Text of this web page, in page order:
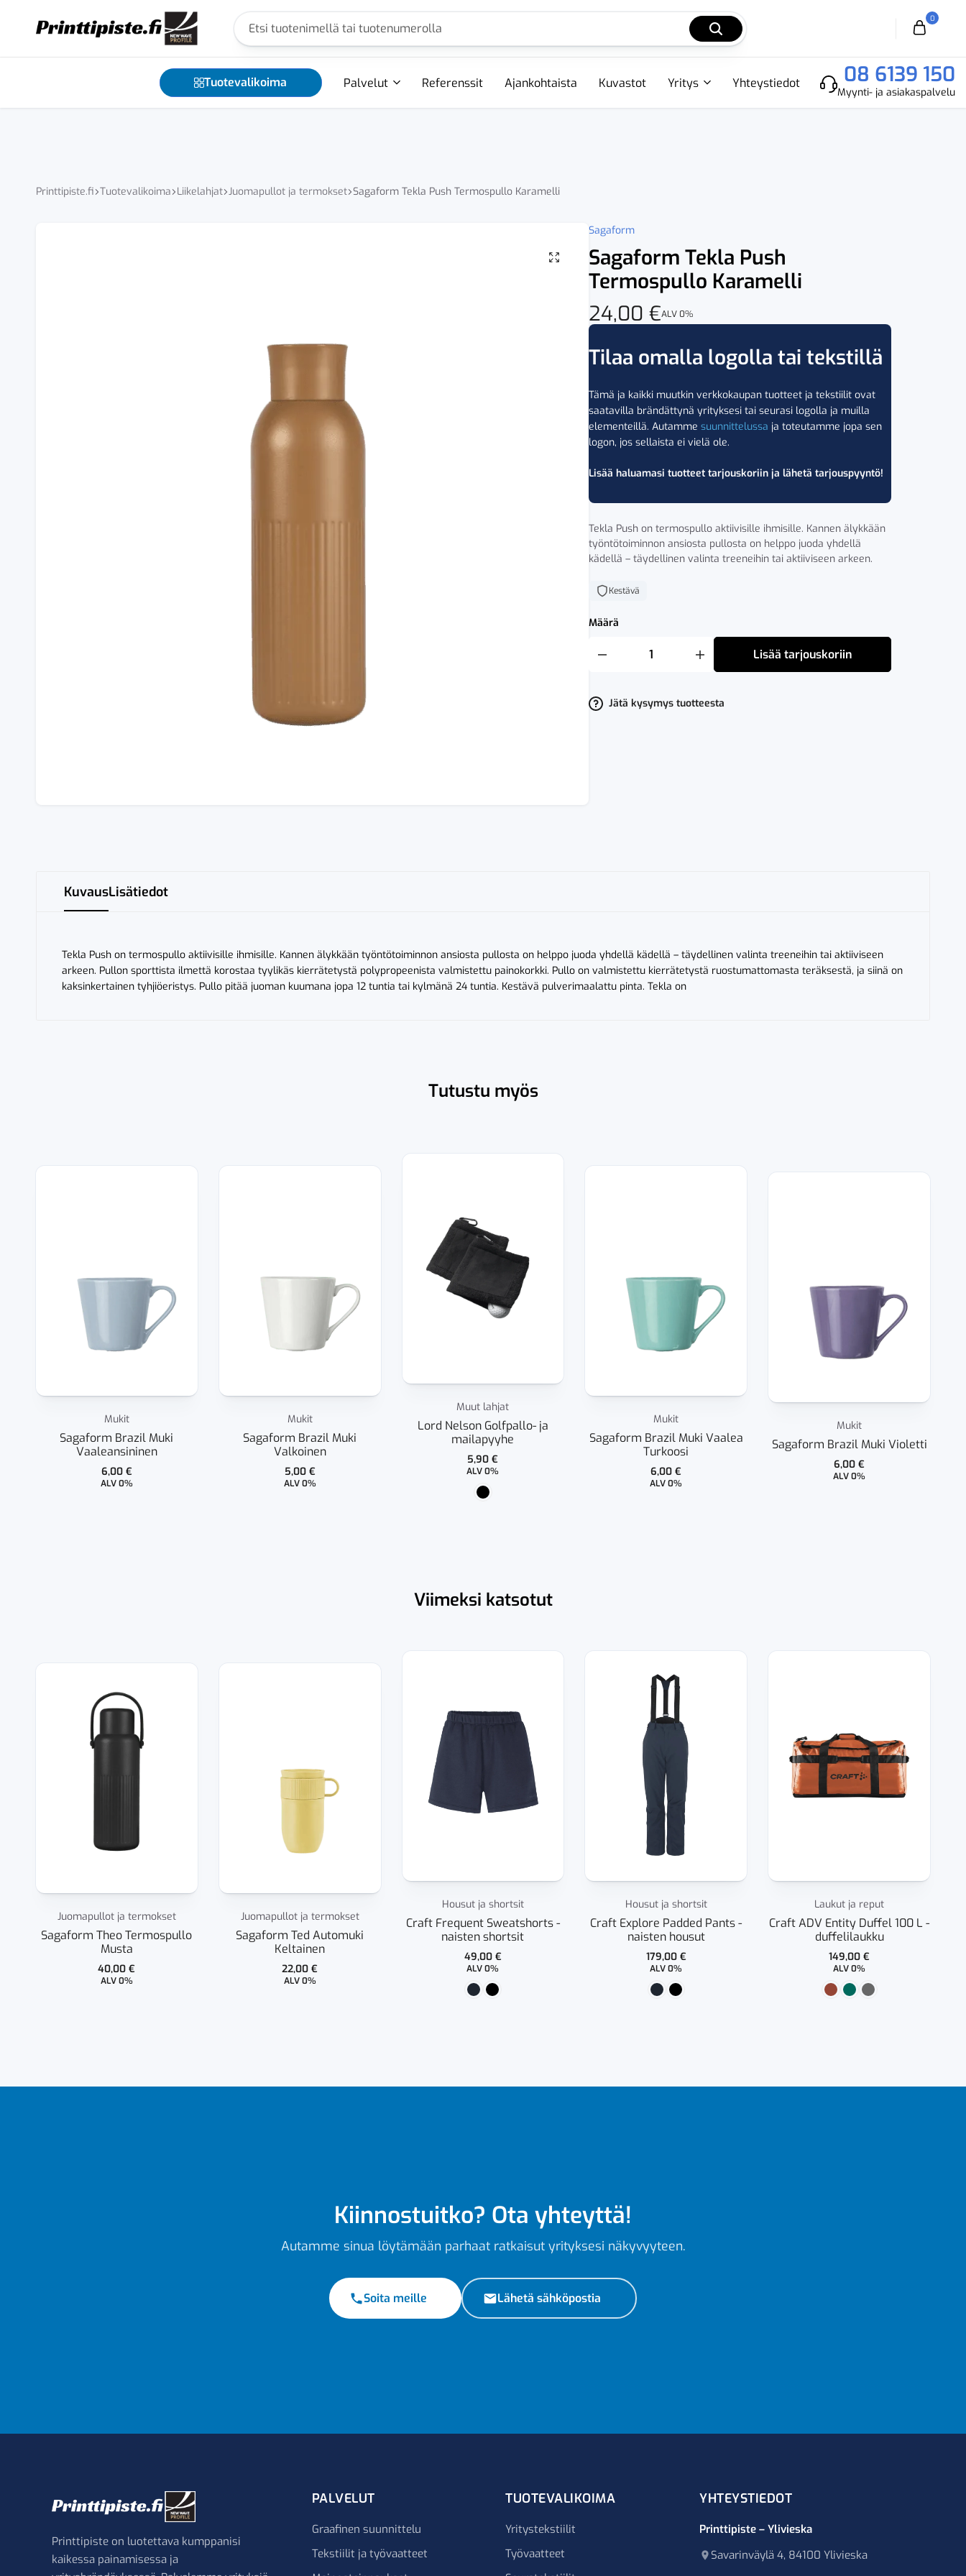
0
Cart
Tuotevalikoima Palvelut Referenssit Ajankohtaista Kuvastot Yritys Yhteystiedot 08 6139 150
Myynti- ja asiakaspalvelu
Printtipiste.fi Tuotevalikoima Liikelahjat Juomapullot ja termokset Sagaform Tekla Push Termospullo Karamelli
Sagaform
Sagaform Tekla Push
Termospullo Karamelli
24,00€ALV 0%
Tilaa omalla logolla tai tekstillä
Tämä ja kaikki muutkin verkkokaupan tuotteet ja tekstiilit ovat
saatavilla brändättynä yrityksesi tai seurasi logolla ja muilla
elementeillä. Autammesuunnittelussa ja toteutamme jopa sen
logon, jos sellaista ei vielä ole.
Lisää haluamasi tuotteet tarjouskoriin ja lähetä tarjouspyyntö!
Tekla Push on termospullo aktiivisille ihmisille. Kannen älykkään
työntötoiminnon ansiosta pullosta on helppo juoda yhdellä
kädellä – täydellinen valinta treeneihin tai aktiiviseen arkeen.
Kestävä
Määrä
Sagaform
Karamelli
määrä
Lisää tarjouskoriin
Jätä kysymys tuotteesta
KuvausLisätiedot
Tekla Push on termospullo aktiivisille ihmisille. Kannen älykkään työntötoiminnon ansiosta pullosta on helppo juoda yhdellä kädellä – täydellinen valinta treeneihin tai aktiiviseen
arkeen. Pullon sporttista ilmettä korostaa tyylikäs kierrätetystä polypropeenista valmistettu painokorkki. Pullo on valmistettu kierrätetystä ruostumattomasta teräksestä, ja siinä on
kaksinkertainen tyhjiöeristys. Pullo pitää juoman kuumana jopa 12 tuntia tai kylmänä 24 tuntia. Kestävä pulverimaalattu pinta. Tekla on
Tutustu myös
Mukit
Sagaform Brazil Muki
Vaaleansininen
6,00 €
ALV 0%
Mukit
Sagaform Brazil Muki
Valkoinen
5,00 €
ALV 0%
Muut lahjat
Lord Nelson Golfpallo- ja
mailapyyhe
5,90€
ALV 0%
Mukit
Sagaform Brazil Muki Vaalea
Turkoosi
6,00€
ALV 0%
Mukit
Sagaform Brazil Muki Violetti
6,00€
ALV 0%
Viimeksi katsotut
Juomapullot ja termokset
Sagaform Theo Termospullo
Musta
40,00€
ALV 0%
Juomapullot ja termokset
Sagaform Ted Automuki
Keltainen
22,00€
ALV 0%
Housut ja shortsit
Craft Frequent Sweatshorts -
naisten shortsit
49,00 €
ALV 0%
Housut ja shortsit
Craft Explore Padded Pants -
naisten housut
179,00 €
ALV 0%
Laukut ja reput
Craft ADV Entity Duffel 100 L -
duffelilaukku
149,00€
ALV 0%
Kiinnostuitko? Ota yhteyttä!
Autamme sinua löytämään parhaat ratkaisut yrityksesi näkyvyyteen.
Soita meille Lähetä sähköpostia
Printtipiste on luotettava kumppanisi
kaikessa painamisessa ja
PALVELUT
Graafinen suunnittelu
Tekstiilit ja työvaatteet
TUOTEVALIKOIMA
Yritystekstiilit
Työvaatteet
YHTEYSTIEDOT
Printtipiste – Ylivieska
Savarinväylä 4, 84100 Ylivieska